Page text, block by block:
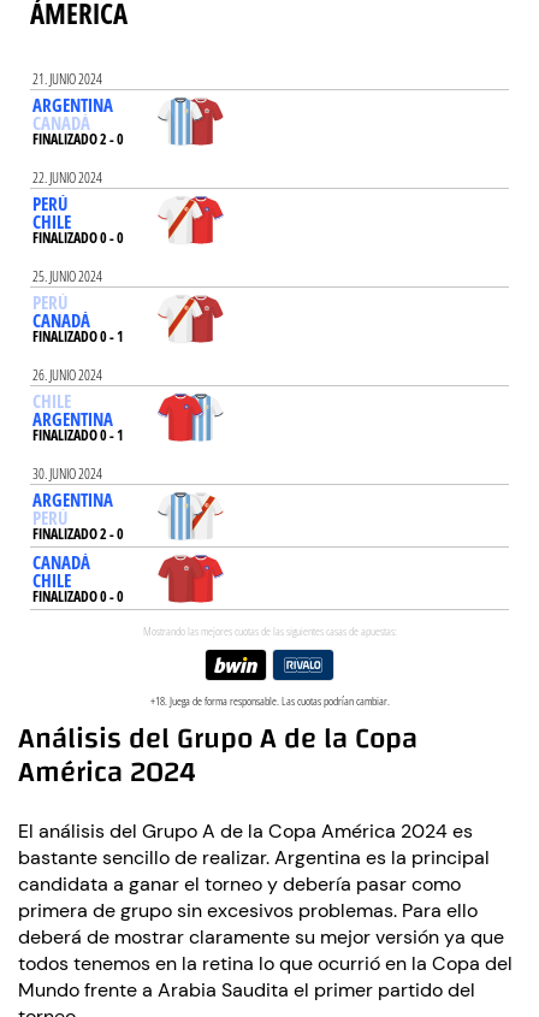
Análisis del Grupo A de la Copa
América 2024
El análisis del Grupo A de la Copa América 2024 es
bastante sencillo de realizar. Argentina es la principal
candidata a ganar el torneo y debería pasar como
primera de grupo sin excesivos problemas. Para ello
deberá de mostrar claramente su mejor versión ya que
todos tenemos en la retina lo que ocurrió en la Copa del
Mundo frente a Arabia Saudita el primer partido del